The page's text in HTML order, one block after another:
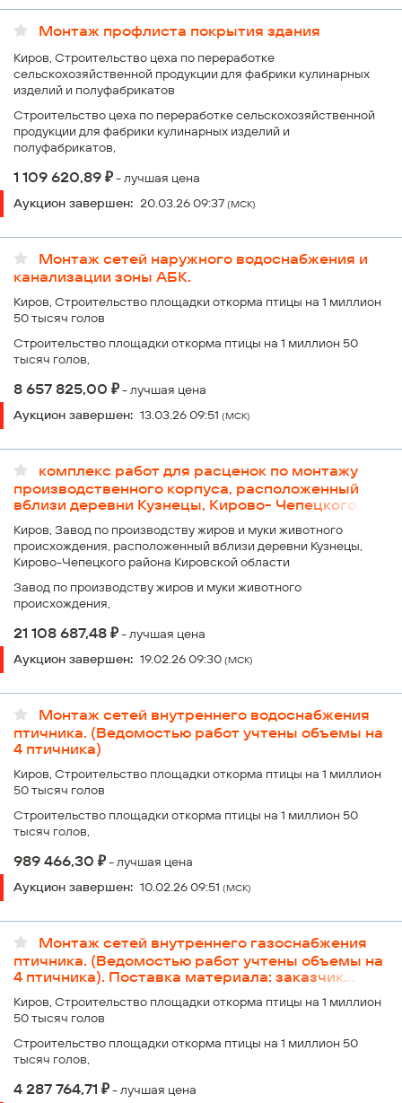
Монтаж профлиста покрытия здания
Киров, Строительство цеха по переработке
сельскохозяйственной продукции для фабрики кулинарных
изделий и полуфабрикатов
Строительство цеха по переработке сельскохозяйственной
продукции для фабрики кулинарных изделий и
полуфабрикатов,
1 109 620,89 ₽- лучшая цена
Аукцион завершен: 20.03.26 09:37 (МСК)
Монтаж сетей наружного водоснабжения и
канализации зоны АБК.
Киров, Строительство площадки откорма птицы на 1 миллион
50 тысяч голов
Строительство площадки откорма птицы на 1 миллион 50
тысяч голов,
8 657 825,00 ₽- лучшая цена
Аукцион завершен: 13.03.26 09:51 (МСК)
комплекс работ для расценок по монтажу
производственного корпуса, расположенный
вблизи деревни Кузнецы, Кирово- Чепецкого
строительства)
Киров, Завод по производству жиров и муки животного
происхождения, расположенный вблизи деревни Кузнецы,
Кирово-Чепецкого района Кировской области
Завод по производству жиров и муки животного
происхождения,
21 108 687,48 ₽- лучшая цена
Аукцион завершен: 19.02.26 09:30 (МСК)
Монтаж сетей внутреннего водоснабжения
птичника. (Ведомостью работ учтены объемы на
4 птичника)
Киров, Строительство площадки откорма птицы на 1 миллион
50 тысяч голов
Строительство площадки откорма птицы на 1 миллион 50
тысяч голов,
989 466,30 ₽- лучшая цена
Аукцион завершен: 10.02.26 09:51 (МСК)
Монтаж сетей внутреннего газоснабжения
птичника. (Ведомостью работ учтены объемы на
4 птичника). Поставка материала: заказчик
материал - поставка подрядчика.
Киров, Строительство площадки откорма птицы на 1 миллион
50 тысяч голов
Строительство площадки откорма птицы на 1 миллион 50
тысяч голов,
4 287 764,71 ₽- лучшая цена